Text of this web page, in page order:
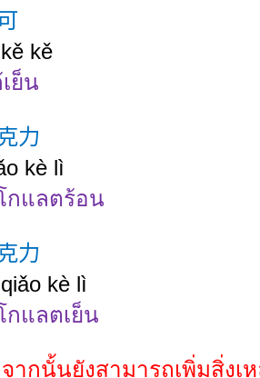
kě
ย็น
力
kè lì
กแลตร้อน
力
kè lì
กแลตเย็น
ากนั้นยังสามารถเพิ่มสิ่งเ